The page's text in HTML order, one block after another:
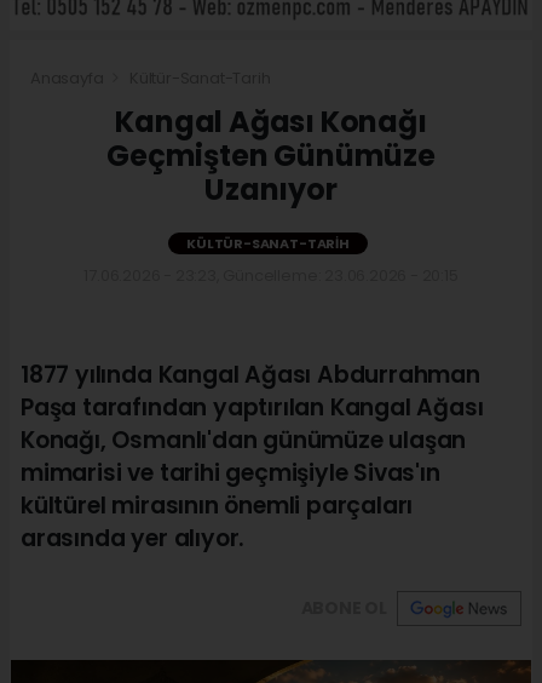
Kangal Ağası Konağı
Geçmişten Günümüze
Uzanıyor
KÜLTÜR-SANAT-TARIH
1877 yılında Kangal Ağası Abdurrahman
Paşa tarafından yaptırılan Kangal Ağası
Konağı, Osmanlı'dan günümüze ulaşan
mimarisi ve tarihi geçmişiyle Sivas'ın
kültürel mirasının önemli parçaları
arasında yer alıyor.